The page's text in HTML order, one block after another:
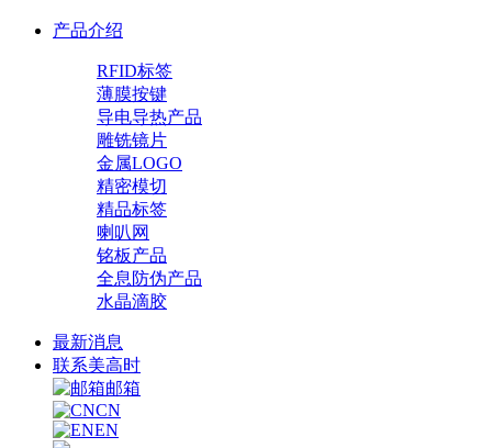
产品介绍
RFID标签
薄膜按键
导电导热产品
雕铣镜片
金属LOGO
精密模切
精品标签
喇叭网
铭板产品
全息防伪产品
水晶滴胶
最新消息
联系美高时
邮箱
CN
EN